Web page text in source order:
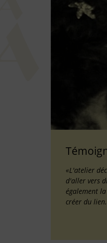
«L'atelier
d'aller vers
également
créer du